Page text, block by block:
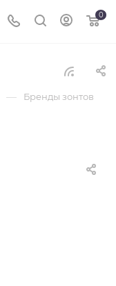
0
— Бренды зонтов